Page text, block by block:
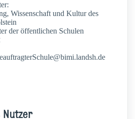
Wissenschaft und Kultur des
der öffentlichen Schulen
Nutzer